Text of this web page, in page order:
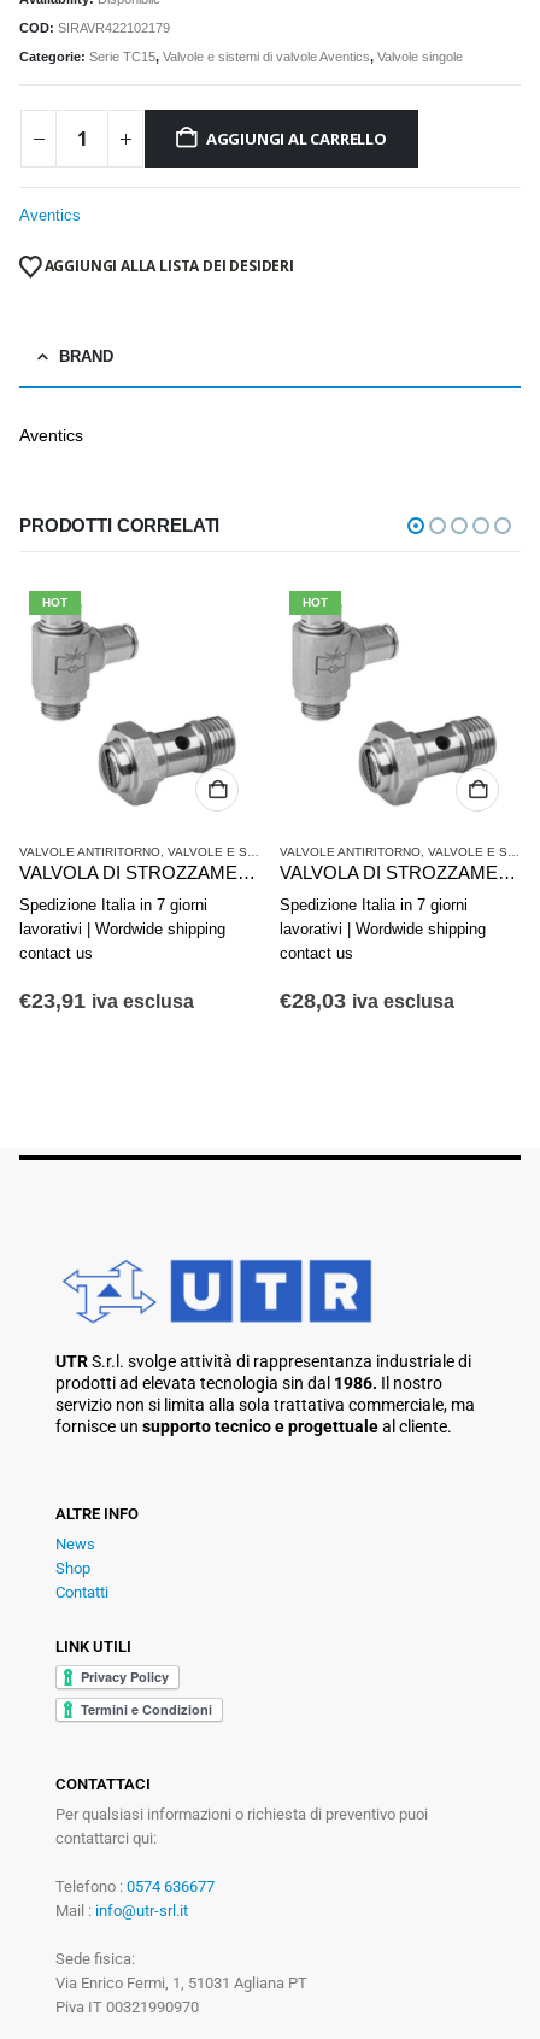
COD: SIRAVR422102179
Categorie: Serie TC15, Valvole e sistemi di valvole Aventics, Valvole singole
AGGIUNGI AL CARRELLO
Aventics
AGGIUNGI ALLA LISTA DEI DESIDERI
BRAND
Aventics
PRODOTTI CORRELATI
HOT
VALVOLE ANTIRITORNO VALVOLE E SISTEMI DI VALVOLE AVENTICS
VALVOLA DI STROZZAMENTO ANTIRITORNO AVENTICS SERIE CC04 0821200194
Spedizione Italia in 7 giorni
lavorativi | Wordwide shipping
contact us
€23,91 iva esclusa
HOT
VALVOLE ANTIRITORNO VALVOLE E SISTEMI DI VALVOLE AVENTICS
VALVOLA DI STROZZAMENTO ANTIRITORNO AVENTICS SERIE CC04 0821200149
Spedizione Italia in 7 giorni
lavorativi | Wordwide shipping
contact us
€28,03 iva esclusa
UTRS.r.l. svolge attività di rappresentanza industriale di
prodotti ad elevata tecnologia sin dal 1986. Il nostro
servizio non si limita alla sola trattativa commerciale, ma
fornisce un supporto tecnico e progettualeal cliente.
ALTRE INFO
News
Shop
Contatti
LINK UTILI
CONTATTACI
Per qualsiasi informazioni o richiesta di preventivo puoi
contattarci qui:
Telefono : 0574 636677
Mail : info@utr-srl.it
Sede fisica:
Via Enrico Fermi, 1, 51031 Agliana PT
Piva IT 00321990970